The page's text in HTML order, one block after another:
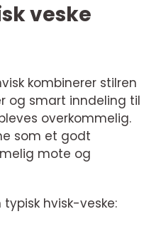
veske
kombinerer stilren
og smart inndeling til
overkommelig.
som et godt
mote og
hvisk-veske: